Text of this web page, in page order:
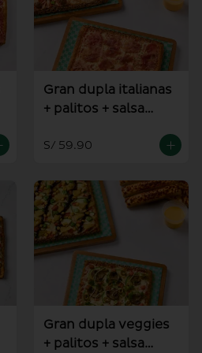
Gran dupla italianas
+ palitos + salsa
S/ 59.90
Gran dupla veggies
+ palitos + salsa